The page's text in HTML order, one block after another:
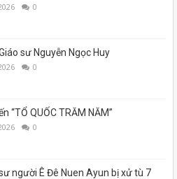
0
sư Nguyễn Ngọc Huy
0
“TỔ QUỐC TRĂM NĂM”
0
người Ê Đê Nuen Ayun bị xử tù 7